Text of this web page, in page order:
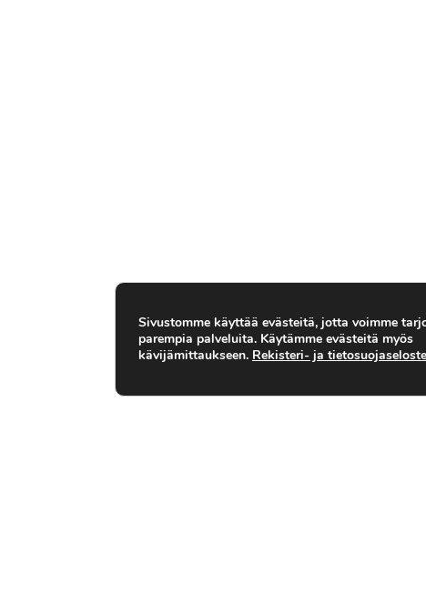
Sivustomme käyttää evästeitä, jotta voimme
parempia palveluita. Käytämme evästeitä myös
kävijämittaukseen. Rekisteri- ja tietosuojaseloste